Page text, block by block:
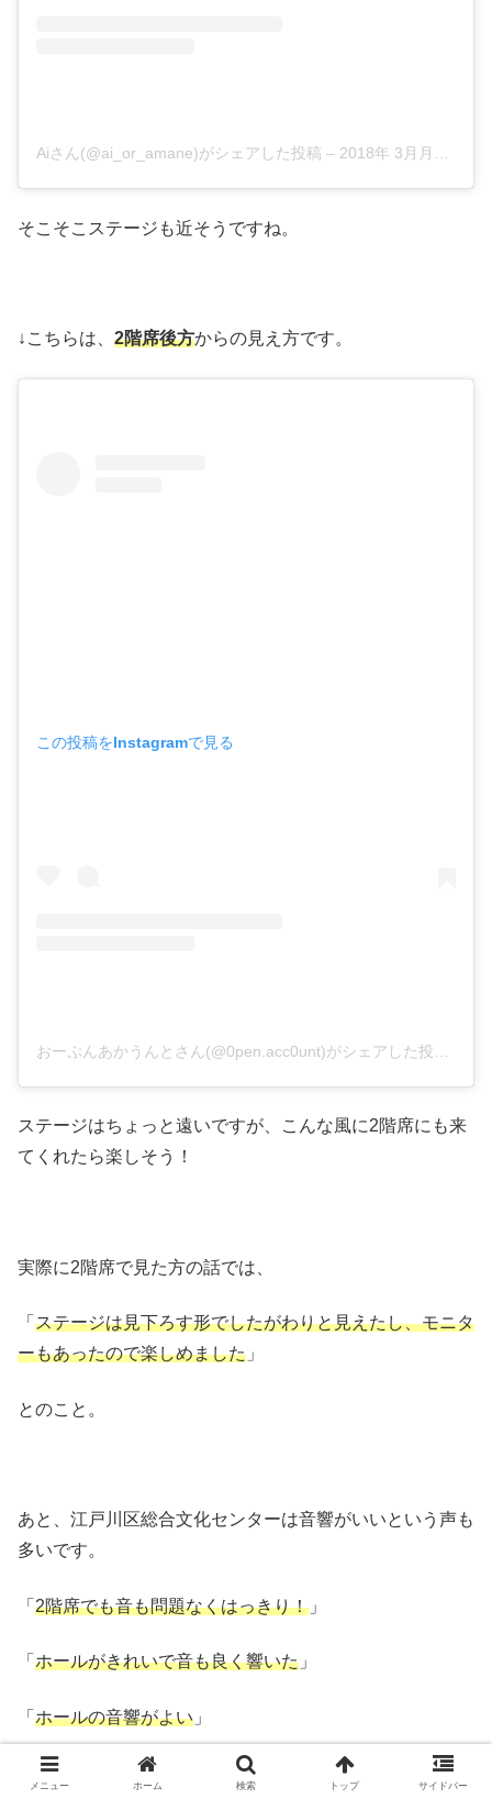
Aiさん(@ai_or_amane)がシェアした投稿 – 2018年 3月月17日午前12時30分PDT
そこそこステージも近そうですね。
↓こちらは、 2階席後方からの見え方です。
この投稿をInstagramで見る
ステージはちょっと遠いですが、こんな風に2階席にも来
てくれたら楽しそう！
実際に2階席で見た方の話では、
「 ステージは見下ろす形でしたがわりと見えたし、モニタ
ーもあったので楽しめました 」
とのこと。
あと、江戸川区総合文化センターは音響がいいという声も
多いです。
「 2階席でも音も問題なくはっきり！ 」
「 ホールがきれいで音も良く響いた 」
「 ホールの音響がよい 」
など、音響に関する良い口コミがたくさん見られますよ
メニュー ホーム 検索 トップ サイドバー